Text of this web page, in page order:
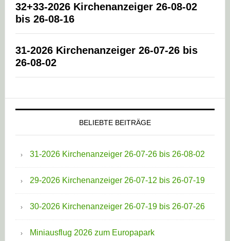
32+33-2026 Kirchenanzeiger 26-08-02
bis 26-08-16
31-2026 Kirchenanzeiger 26-07-26 bis
26-08-02
BELIEBTE BEITRÄGE
31-2026 Kirchenanzeiger 26-07-26 bis 26-08-02
29-2026 Kirchenanzeiger 26-07-12 bis 26-07-19
30-2026 Kirchenanzeiger 26-07-19 bis 26-07-26
Miniausflug 2026 zum Europapark